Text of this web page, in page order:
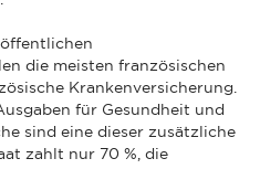
die meisten französischen
Krankenversicherung.
für Gesundheit und
sind eine dieser zusätzliche
zahlt nur 70 %, die